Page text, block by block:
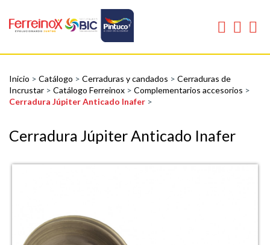
Inicio > Catálogo > Cerraduras y candados > Cerraduras de
Incrustar > Catálogo Ferreinox > Complementarios accesorios >
Cerradura Júpiter Anticado Inafer >
Cerradura Júpiter Anticado Inafer